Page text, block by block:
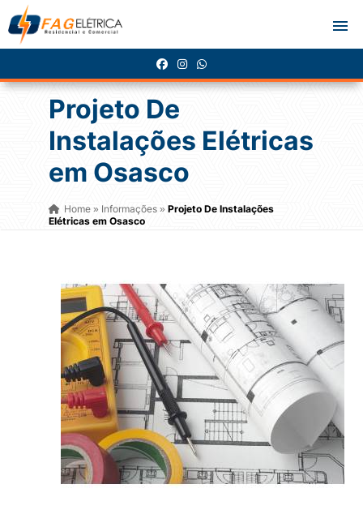
Projeto De
Instalações Elétricas
em Osasco
Home» Informações » Projeto De Instalações
Elétricas em Osasco